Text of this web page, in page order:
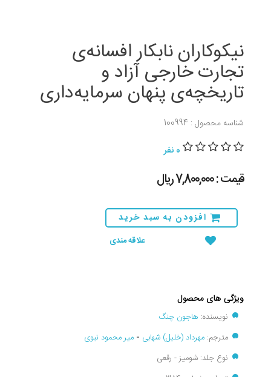
نیکوکاران نابکار افسانه‌ی
تجارت خارجی آزاد و
تاریخچه‌ی پنهان سرمایه‌داری
شناسه محصول : 100994
0 نفر
قیمت : 7,800,000 ريال
افزودن به سبد خرید
علاقه مندی
ویژگی های محصول
نویسنده: هاجون چنگ
مترجم: مهرداد (خلیل) شهابی - میر محمود نبوی
نوع جلد: شومیز - رقعی